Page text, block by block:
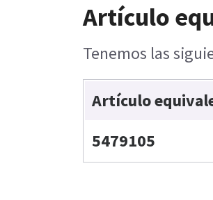
Artículo
Tenemos las
Artículo
5479105